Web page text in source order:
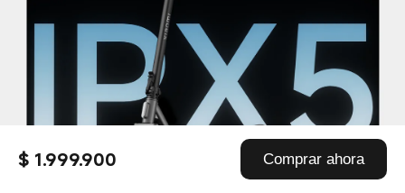
$ 1.999.900 Comprar ahora